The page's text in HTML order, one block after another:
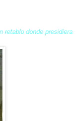
retablo donde presidiera